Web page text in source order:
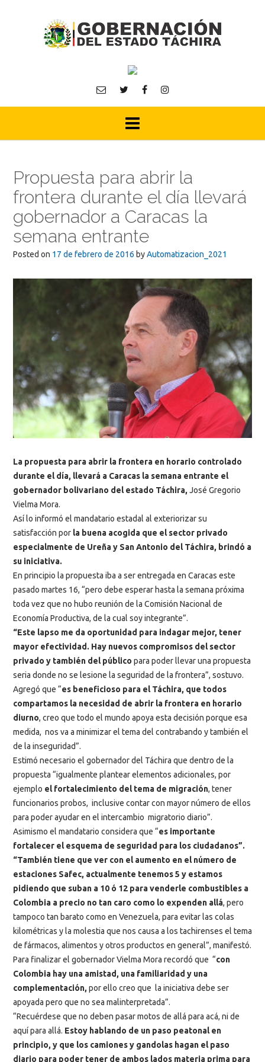
Propuesta para abrir la
frontera durante el día llevará
gobernador a Caracas la
semana entrante
Posted on 17 de febrero de 2016 byAutomatizacion_2021
La propuesta para abrir la frontera en horario controlado
durante el día, llevará a Caracas la semana entrante el
gobernador bolivariano del estado Táchira, José Gregorio
Vielma Mora.
Así lo informó el mandatario estadal al exteriorizar su
satisfacción por la buena acogida que el sector privado
especialmente de Ureña y San Antonio del Táchira, brindó a
su iniciativa.
En principio la propuesta iba a ser entregada en Caracas este
pasado martes 16, “pero debe esperar hasta la semana próxima
toda vez que no hubo reunión de la Comisión Nacional de
Economía Productiva, de la cual soy integrante”.
“Este lapso me da oportunidad para indagar mejor, tener
mayor efectividad. Hay nuevos compromisos del sector
privado y también del público para poder llevar una propuesta
seria donde no se lesione la seguridad de la frontera”, sostuvo.
Agregó que “es beneficioso para el Táchira, que todos
compartamos la necesidad de abrir la frontera en horario
diurno, creo que todo el mundo apoya esta decisión porque esa
medida, nos va a minimizar el tema del contrabando y también el
de la inseguridad”.
Estimó necesario el gobernador del Táchira que dentro de la
propuesta “igualmente plantear elementos adicionales, por
ejemplo el fortalecimiento del tema de migración, tener
funcionarios probos, inclusive contar con mayor número de ellos
para poder ayudar en el intercambio migratorio diario”.
Asimismo el mandatario considera que “es importante
fortalecer el esquema de seguridad para los ciudadanos”.
“También tiene que ver con el aumento en el número de
estaciones Safec, actualmente tenemos 5 y estamos
pidiendo que suban a 10 ó 12 para venderle combustibles a
Colombia a precio no tan caro como lo expenden allá, pero
tampoco tan barato como en Venezuela, para evitar las colas
kilométricas y la molestia que nos causa a los tachirenses el tema
de fármacos, alimentos y otros productos en general”, manifestó.
Para finalizar el gobernador Vielma Mora recordó que “con
Colombia hay una amistad, una familiaridad y una
complementación, por ello creo que la iniciativa debe ser
apoyada pero que no sea malinterpretada”.
“Recuérdese que no deben pasar motos de allá para acá, ni de
aquí para allá. Estoy hablando de un paso peatonal en
principio, y que los camiones y gandolas hagan el paso
diario para poder tener de ambos lados materia prima para